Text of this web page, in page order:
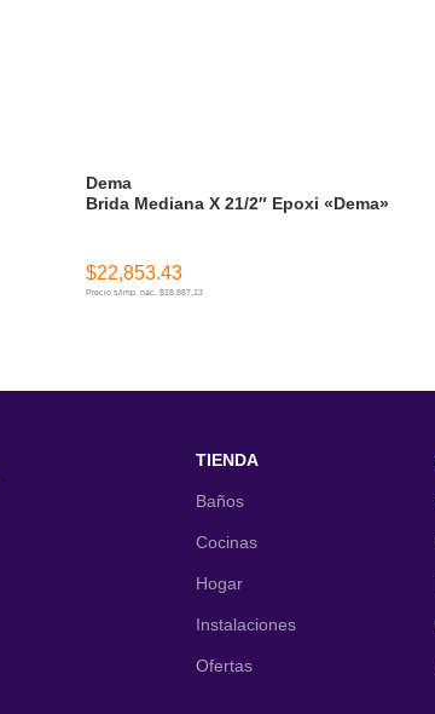
Brida Mediana X 21/2″ Epoxi «Dema»
Dema
$22,853.43
Precio s/imp. nac. $18.887,13
TIENDA
Baños
Cocinas
Hogar
Instalaciones
Ofertas